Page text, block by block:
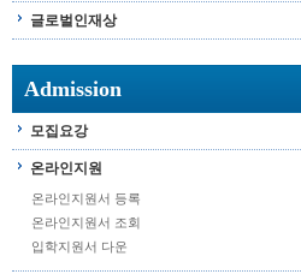
글로벌인재상
Admission
모집요강
온라인지원
온라인지원서 등록
온라인지원서 조회
입학지원서 다운